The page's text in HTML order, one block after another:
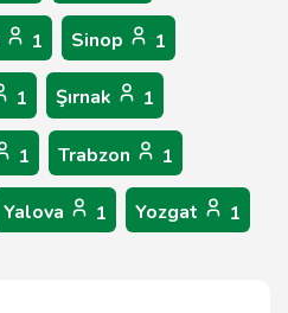
1 Sinop 1
1 Şırnak 1
1 Trabzon 1
Yalova 1 Yozgat 1